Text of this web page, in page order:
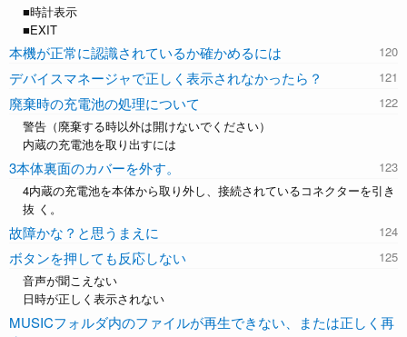
■時計表示
■EXIT
本機が正常に認識されているか確かめるには
デバイスマネージャで正しく表示されなかったら？
廃棄時の充電池の処理について
警告（廃棄する時以外は開けないでください）
内蔵の充電池を取り出すには
3本体裏面のカバーを外す。
4内蔵の充電池を本体から取り外し、接続されているコネクターを引き
抜 く。
故障かな？と思うまえに
ボタンを押しても反応しない
音声が聞こえない
日時が正しく表示されない
MUSICフォルダ内のファイルが再生できない、または正しく再